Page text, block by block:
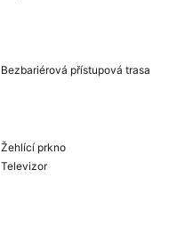
Bezbariérová přístupová trasa
Žehlící prkno
Televizor